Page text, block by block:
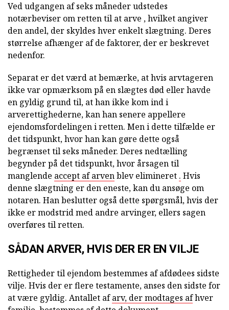
Ved udgangen af seks måneder udstedes
notærbeviser om retten til at arve , hvilket angiver
den andel, der skyldes hver enkelt slægtning. Deres
størrelse afhænger af de faktorer, der er beskrevet
nedenfor.
Separat er det værd at bemærke, at hvis arvtageren
ikke var opmærksom på en slægtes død eller havde
en gyldig grund til, at han ikke kom ind i
arverettighederne, kan han senere appellere
ejendomsfordelingen i retten. Men i dette tilfælde er
det tidspunkt, hvor han kan gøre dette også
begrænset til seks måneder. Deres nedtælling
begynder på det tidspunkt, hvor årsagen til
manglende accept af arvenblev elimineret . Hvis
denne slægtning er den eneste, kan du ansøge om
notaren. Han beslutter også dette spørgsmål, hvis der
ikke er modstrid med andre arvinger, ellers sagen
overføres til retten.
SÅDAN ARVER, HVIS DER ER EN VILJE
Rettigheder til ejendom bestemmes af afdødees sidste
vilje. Hvis der er flere testamente, anses den sidste for
at være gyldig. Antallet afarv, der modtages afhver